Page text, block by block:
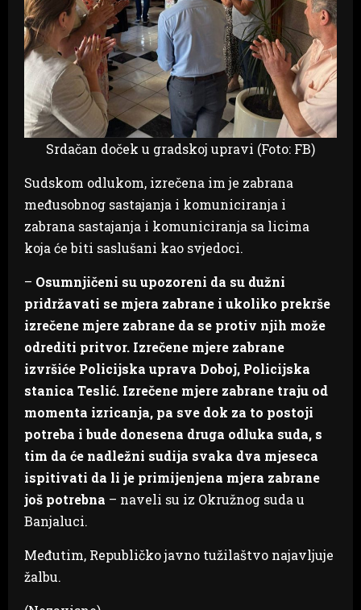
Srdačan doček u gradskoj upravi (Foto: FB)
Sudskom odlukom, izrečena im je zabrana
međusobnog sastajanja i komuniciranja i
zabrana sastajanja i komuniciranja sa licima
koja će biti saslušani kao svjedoci.
– Osumnjičeni su upozoreni da su dužni
pridržavati se mjera zabrane i ukoliko prekrše
izrečene mjere zabrane da se protiv njih može
odrediti pritvor. Izrečene mjere zabrane
izvršiće Policijska uprava Doboj, Policijska
stanica Teslić. Izrečene mjere zabrane traju od
momenta izricanja, pa sve dok za to postoji
potreba i bude donesena druga odluka suda, s
tim da će nadležni sudija svaka dva mjeseca
ispitivati da li je primijenjena mjera zabrane
još potrebna – naveli su iz Okružnog suda u
Banjaluci.
Međutim, Republičko javno tužilaštvo najavljuje
žalbu.